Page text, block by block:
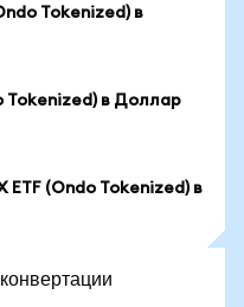
Tokenized) в
Tokenized) в Доллар
ETF (Ondo Tokenized) в